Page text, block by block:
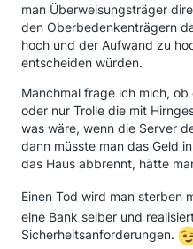
man Überweisungsträger
den Oberbedenkenträgern
hoch und der Aufwand zu
entscheiden würden.
Manchmal frage ich mich,
oder nur Trolle die mit
was wäre, wenn die Server
dann müsste man das Geld
das Haus abbrennt, hätte
Einen Tod wird man sterben
eine Bank selber und
Sicherheitsanforderungen.